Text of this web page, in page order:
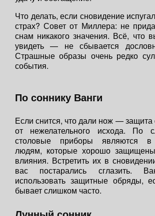
Что делать, если сновидение
страх? Совет от Миллера: не
снам никакого значения. Всё, что
увидеть — не сбывается
Страшные образы очень редко
события.
По соннику Ванги
Если снится, что дали нож — защита
от нежелательного исхода. По
столовые приборы являются в
людям, которые хорошо
влияния. Встретить их в
вас постарались сглазить.
использовать защитные обряды,
бывает слишком часто.